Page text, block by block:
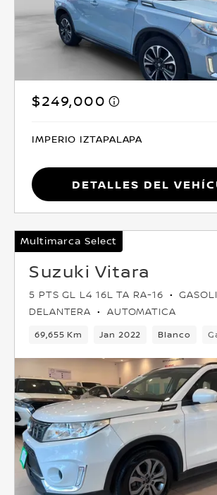
$249,000
IMPERIO IZTAPALAPA
Detalles del
Multimarca Select
Suzuki Vitara
5 PTS GL L4 16L TA RA-16
DELANTERA
AUTOMATICA
69,655 Km Jan 2022 Blanco